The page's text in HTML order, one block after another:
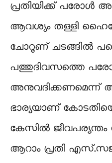
പ്രതിയിക്ക് പരോൾ
ആവശ്യം തള്ളി
ചോറൂണ് ചടങ്ങിൽ
പത്തുദിവസത്തെ
അനുവദിക്കണമെന്ന്
ഭാര്യയാണ്
കേസിൽ
ആറാം പ്രതി